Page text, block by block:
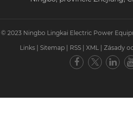
2023 Ningbo Lingkai Electric Power
Links
Sitemap RSS XML Zásady